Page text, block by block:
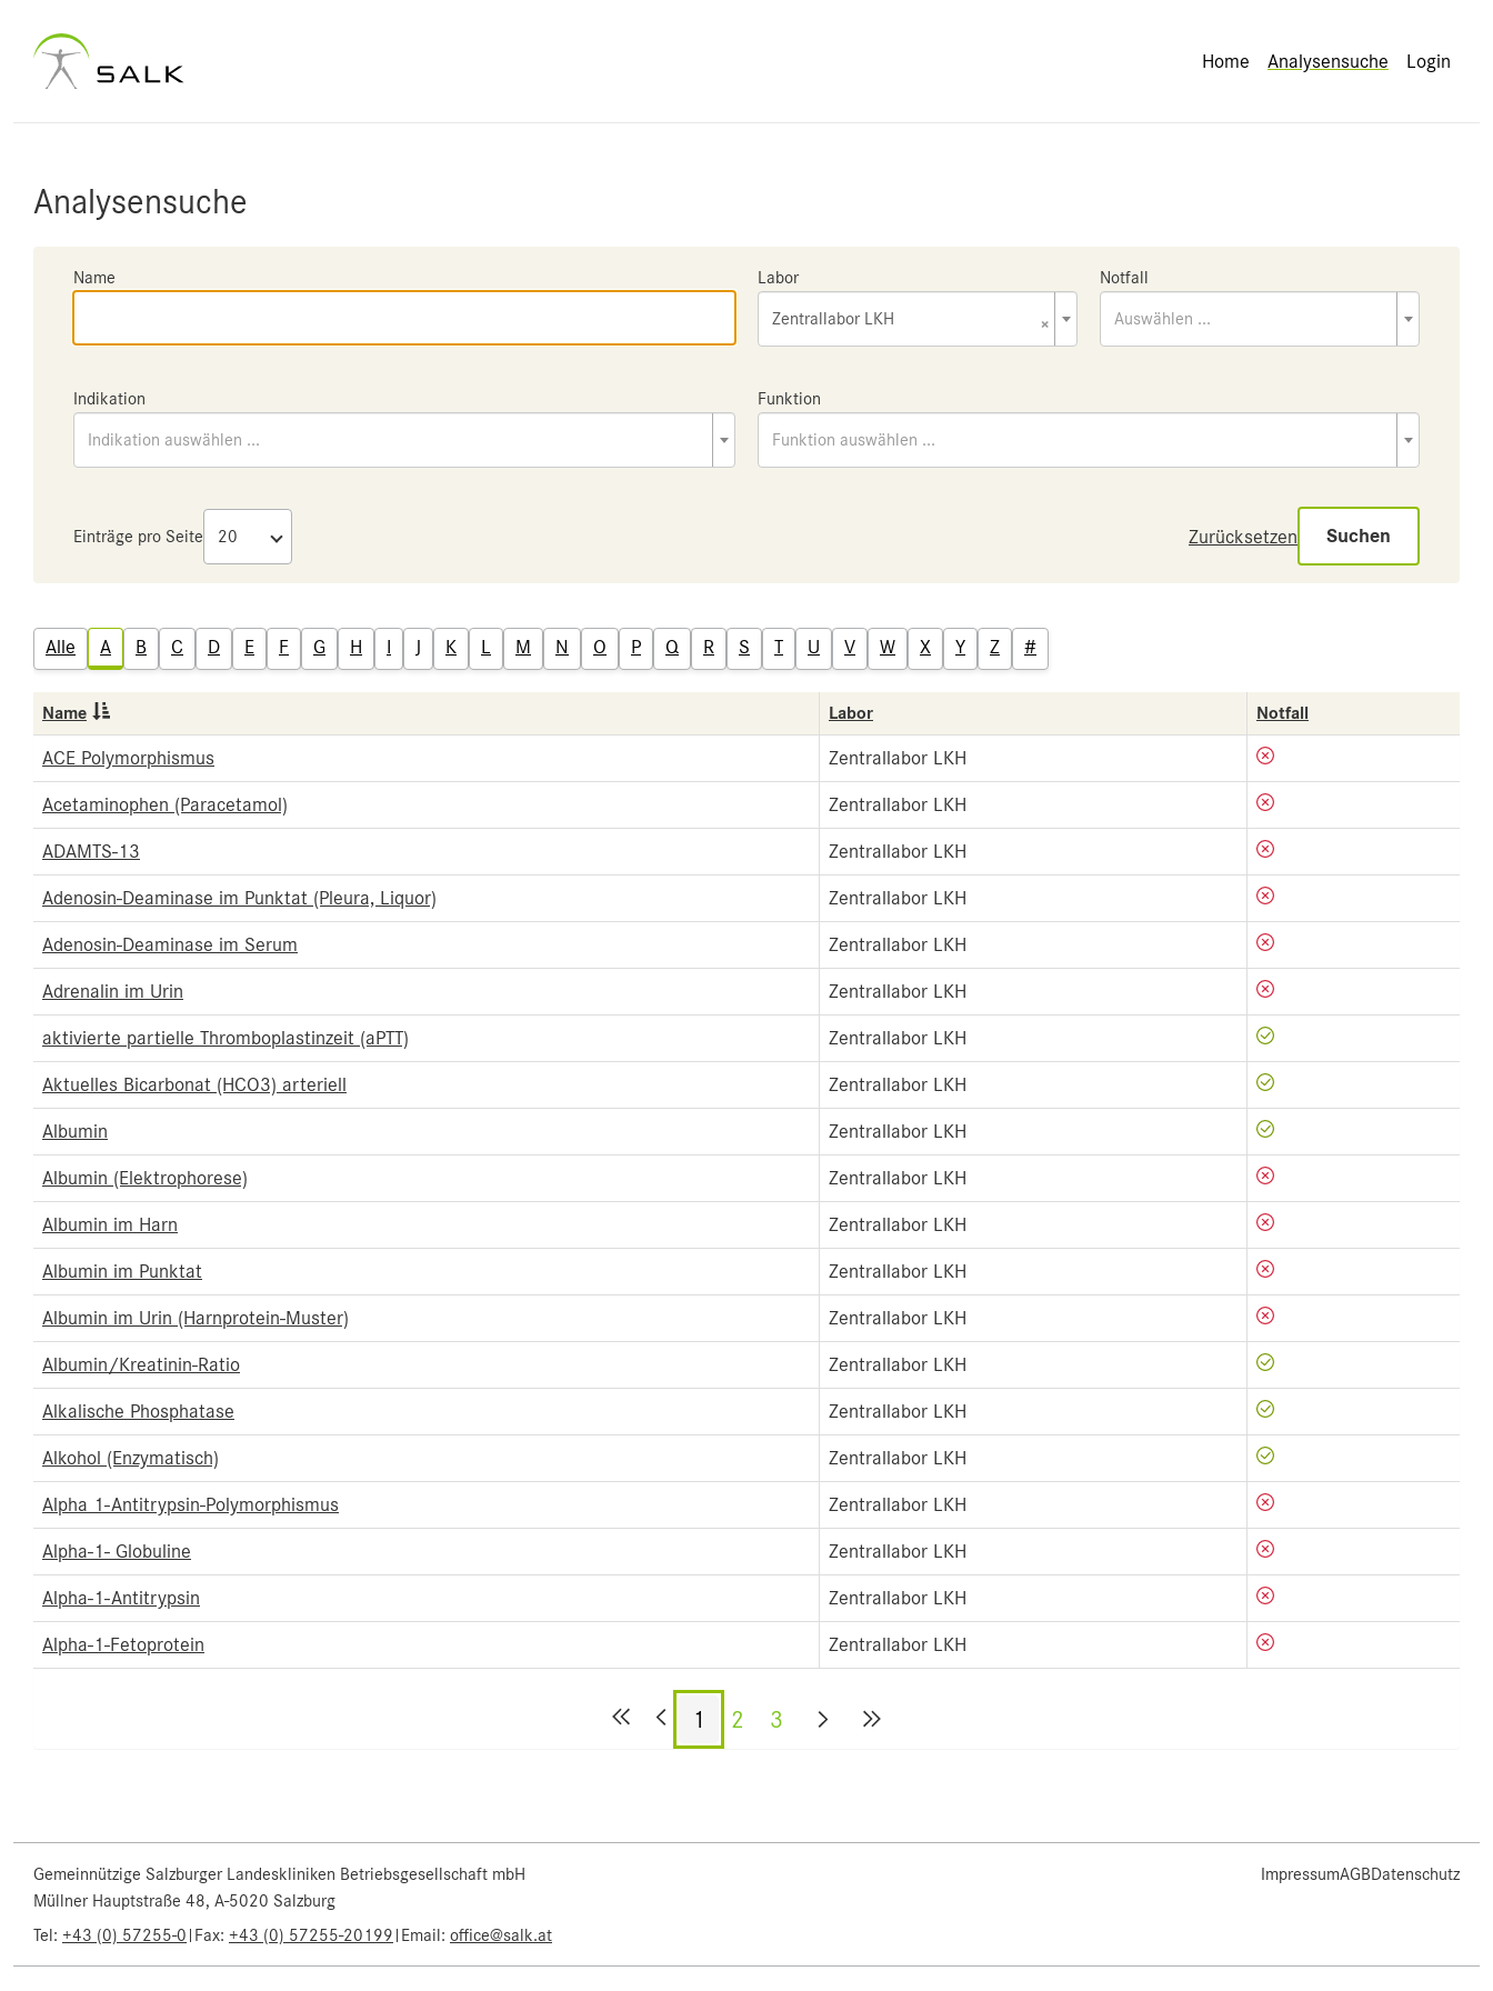
Home Analysensuche Login
Analysensuche
Name Labor
×
Zentrallabor LKH
Notfall
Auswählen ...
Indikation
Indikation auswählen ...
Funktion
Funktion auswählen ...
Einträge pro Seite Zurücksetzen Suchen
Alle A B C D E F G H I J K L M N O P Q R S T U V W X Y Z #
Name Labor Notfall
ACE Polymorphismus Zentrallabor LKH
Acetaminophen (Paracetamol) Zentrallabor LKH
ADAMTS-13 Zentrallabor LKH
Adenosin-Deaminase im Punktat (Pleura, Liquor) Zentrallabor LKH
Adenosin-Deaminase im Serum Zentrallabor LKH
Adrenalin im Urin Zentrallabor LKH
aktivierte partielle Thromboplastinzeit (aPTT) Zentrallabor LKH
Aktuelles Bicarbonat (HCO3) arteriell Zentrallabor LKH
Albumin Zentrallabor LKH
Albumin (Elektrophorese) Zentrallabor LKH
Albumin im Harn Zentrallabor LKH
Albumin im Punktat Zentrallabor LKH
Albumin im Urin (Harnprotein-Muster) Zentrallabor LKH
Albumin/Kreatinin-Ratio Zentrallabor LKH
Alkalische Phosphatase Zentrallabor LKH
Alkohol (Enzymatisch) Zentrallabor LKH
Alpha 1-Antitrypsin-Polymorphismus Zentrallabor LKH
Alpha-1- Globuline Zentrallabor LKH
Alpha-1-Antitrypsin Zentrallabor LKH
Alpha-1-Fetoprotein Zentrallabor LKH
1 2 3
Gemeinnützige Salzburger Landeskliniken Betriebsgesellschaft mbH
Müllner Hauptstraße 48, A-5020 Salzburg
Tel: +43 (0) 57255-0 | Fax: +43 (0) 57255-20199 | Email: office@salk.at
ImpressumAGBDatenschutz